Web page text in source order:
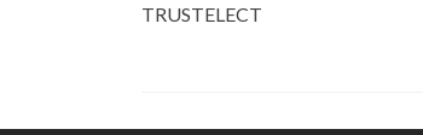
TRUSTELECT